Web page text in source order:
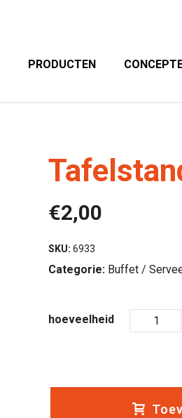
PRODUCTEN
€2,00
SKU: 6933
Categorie: Buffet /
hoeveelheid